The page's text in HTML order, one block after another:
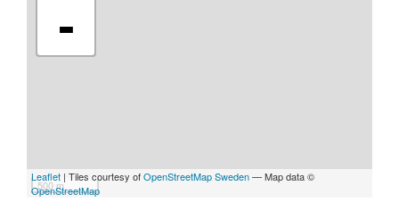
-
500 m
Leaflet | Tiles courtesy ofOpenStreetMap Sweden— Map data ©
OpenStreetMap